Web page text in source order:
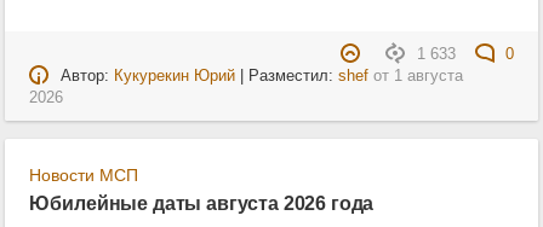
1 633
0
Автор: Кукурекин Юрий| Разместил: shefот 1 августа
2026
Новости МСП
Юбилейные даты августа 2026 года